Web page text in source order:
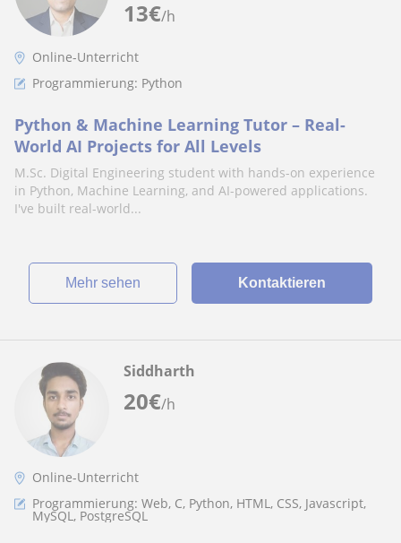
13€/h
Online-Unterricht
Programmierung: Python
Python & Machine Learning Tutor – Real-
World AI Projects for All Levels
M.Sc. Digital Engineering student with hands-on experience
in Python, Machine Learning, and AI-powered applications.
I've built real-world...
Mehr sehen Kontaktieren
20€/h
Siddharth
Online-Unterricht
Programmierung: Web, C, Python, HTML, CSS, Javascript,
MySQL, PostgreSQL